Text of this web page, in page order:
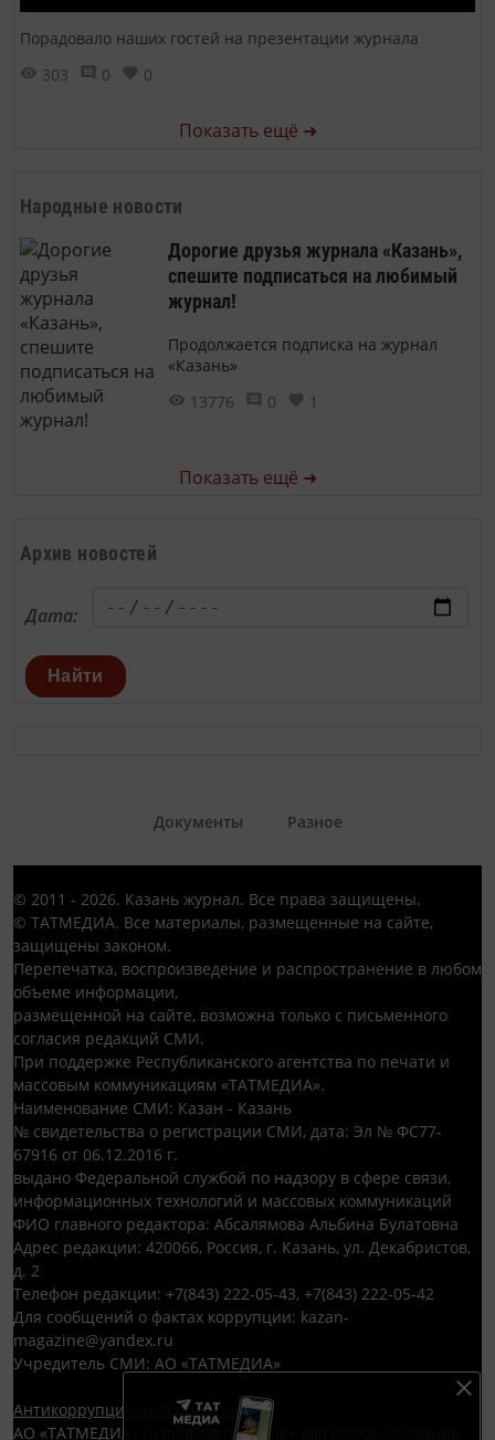
Порадовало наших гостей на презентации журнала
303
0 0
Показать ещё ➜
Народные новости
Дорогие друзья журнала «Казань»,
спешите подписаться на любимый
журнал!
Продолжается подписка на журнал
«Казань»
13776
0 1
Показать ещё ➜
Архив новостей
Дата:
Найти
Документы Разное
© 2011 - 2026. Казань журнал. Все права защищены.
© ТАТМЕДИА. Все материалы, размещенные на сайте,
защищены законом.
Перепечатка, воспроизведение и распространение в любом
объеме информации,
размещенной на сайте, возможна только с письменного
согласия редакций СМИ.
При поддержке Республиканского агентства по печати и
массовым коммуникациям «ТАТМЕДИА».
Наименование СМИ: Казан - Казань
№ свидетельства о регистрации СМИ, дата: Эл № ФС77-
67916 от 06.12.2016 г.
выдано Федеральной службой по надзору в сфере связи,
информационных технологий и массовых коммуникаций
ФИО главного редактора: Абсалямова Альбина Булатовна
Адрес редакции: 420066, Россия, г. Казань, ул. Декабристов,
д. 2
Телефон редакции: +7(843) 222-05-43, +7(843) 222-05-42
Для сообщений о фактах коррупции: kazan-
magazine@yandex.ru
Учредитель СМИ: АО «ТАТМЕДИА»
Антикоррупционная политика
АО «ТАТМЕДИА» использует «cookie»